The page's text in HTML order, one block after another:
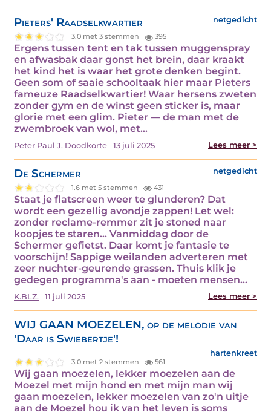
Pieters' Raadselkwartier netgedicht
3.0 met 3 stemmen 395
Ergens tussen tent en tak tussen muggenspray
en afwasbak daar gonst het brein, daar kraakt
het kind het is waar het grote denken begint.
Geen som of saaie schooltaak hier maar Pieters
fameuze Raadselkwartier! Waar hersens zweten
zonder gym en de winst geen sticker is, maar
glorie met een glim. Pieter — de man met de
zwembroek van wol, met…
Peter Paul J. Doodkorte 13 juli 2025 Lees meer >
De Schermer netgedicht
1.6 met 5 stemmen 431
Staat je flatscreen weer te glunderen? Dat
wordt een gezellig avondje zappen! Let wel:
zonder reclame-remmer zit je stoned naar
koopjes te staren... Vanmiddag door de
Schermer gefietst. Daar komt je fantasie te
voorschijn! Sappige weilanden adverteren met
zeer nuchter-geurende grassen. Thuis klik je
gedegen programma's aan - moeten mensen…
K.BLZ. 11 juli 2025 Lees meer >
WIJ GAAN MOEZELEN, op de melodie van
'Daar is Swiebertje'!
hartenkreet
3.0 met 2 stemmen 561
Wij gaan moezelen, lekker moezelen aan de
Moezel met mijn hond en met mijn man wij
gaan moezelen, lekker moezelen van zo'n uitje
aan de Moezel hou ik van het leven is soms